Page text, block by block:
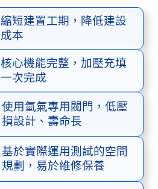
縮短建置工期，降低建設
成本
核心機能完整，加壓充填
一次完成
使用氫氣專用閥門，低壓
損設計、壽命長
基於實際運用測試的空間
規劃，易於維修保養